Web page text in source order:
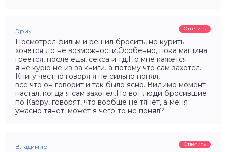
Эрик Ответить
Посмотрел фильм и решил бросить, но курить
хочется до не возможности.Особенно, пока машина
греется, после еды, секса и тд.Но мне кажется
я не курю не из-за книги. а потому что сам захотел.
Книгу честно говоря я не сильно понял,
все что он говорит и так было ясно. Видимо момент
настал, когда я сам захотел.Но вот люди бросившие
по Карру, говорят, что вообще не тянет, а меня
ужасно тянет. может я чего-то не понял?
Владимир Ответить